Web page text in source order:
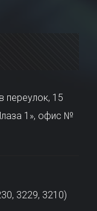
переулок, 15
1», офис №
3229, 3210)